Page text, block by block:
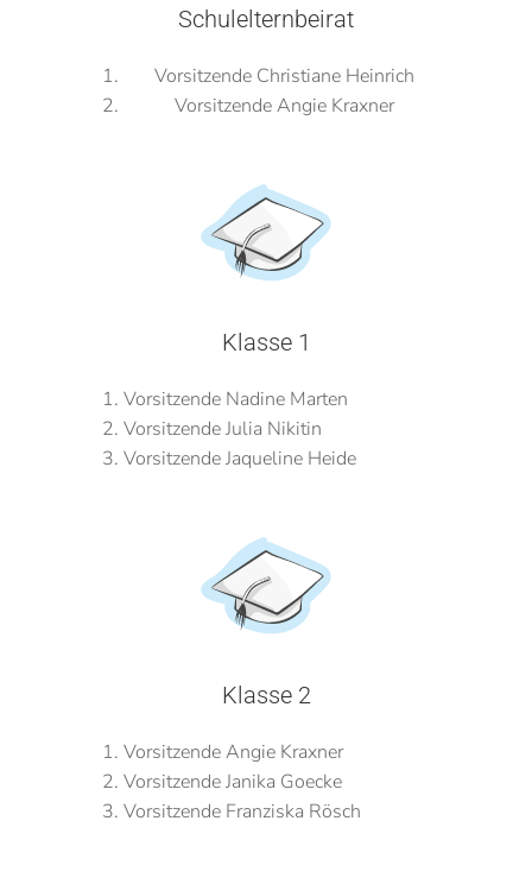
Schulelternbeirat
Vorsitzende Christiane Heinrich
Vorsitzende Angie Kraxner
Klasse 1
Vorsitzende Nadine Marten
Vorsitzende Julia Nikitin
Vorsitzende Jaqueline Heide
Klasse 2
Vorsitzende Angie Kraxner
Vorsitzende Janika Goecke
Vorsitzende Franziska Rösch